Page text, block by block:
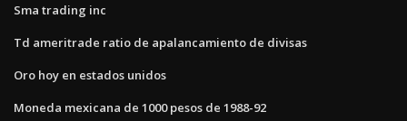
Sma trading inc
Td ameritrade ratio de apalancamiento de divisas
Oro hoy en estados unidos
Moneda mexicana de 1000 pesos de 1988-92